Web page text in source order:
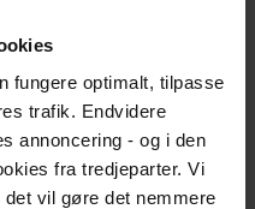
fungere optimalt, tilpasse
trafik. Endvidere
annoncering - og i den
fra tredjeparter. Vi
vil gøre det nemmere
Enggrav, Norge)
fra et
med Bente Ramsing,